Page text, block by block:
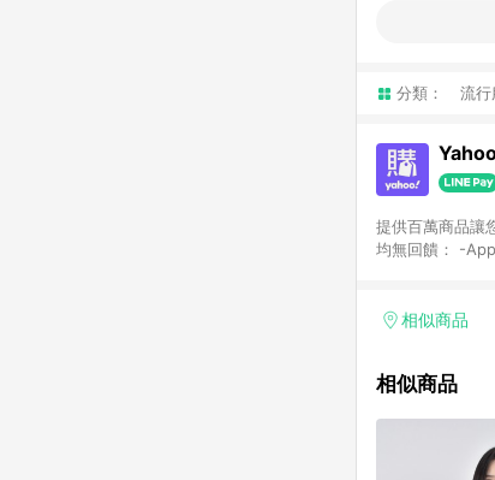
分類： 流行
提供百萬商品讓您超
均無回饋： -
Yahoo超贈點
相似商品
相似商品